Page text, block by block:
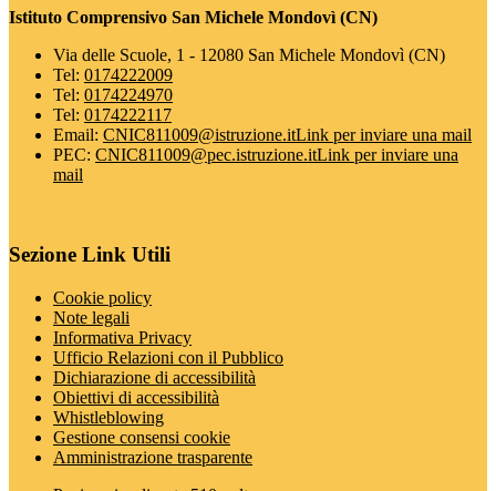
Istituto Comprensivo San Michele Mondovì (CN)
Via delle Scuole, 1 - 12080 San Michele Mondovì (CN)
Tel: 0174222009
Tel: 0174224970
Tel: 0174222117
Email: CNIC811009@istruzione.itLink per inviare una mail
PEC: CNIC811009@pec.istruzione.itLink per inviare una
mail
Sezione Link Utili
Cookie policy
Note legali
Informativa Privacy
Ufficio Relazioni con il Pubblico
Dichiarazione di accessibilità
Obiettivi di accessibilità
Whistleblowing
Gestione consensi cookie
Amministrazione trasparente